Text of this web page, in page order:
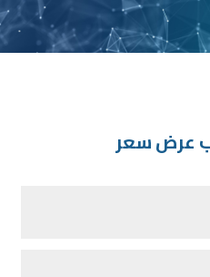
عرض سعر